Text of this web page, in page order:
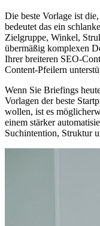
Die beste Vorlage ist
bedeutet das ein
Zielgruppe, Winkel,
übermäßig komplexen
Ihrer breiteren SEO-
Content-Pfeilern
Wenn Sie Briefings
Vorlagen der beste
wollen, ist es
einem stärker
Suchintention, Struktur